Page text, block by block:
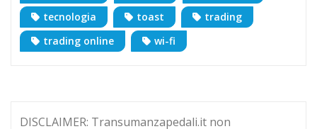
tecnologia
toast
trading
trading online
wi-fi
DISCLAIMER: Transumanzapedali.it non